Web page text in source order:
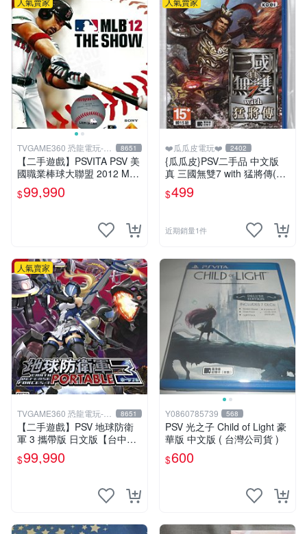
TVGAME360 恐龍電玩-台
中店
8651
【二手遊戲】PSVITA PSV 美
國職業棒球大聯盟 2012 MLB
THE SHOW 12 英文版 【台
中恐龍電玩】
$99,990
❤️瓜瓜皮電玩❤️ 2402
{瓜瓜皮}PSV二手品 中文版
真 三國無雙7 with 猛將傳(遊
戲都能回收)
$499
近期銷量1件
人氣賣家
TVGAME360 恐龍電玩-台
中店
8651
【二手遊戲】PSV 地球防衛
軍 3 攜帶版 日文版【台中恐
龍電玩】
$99,990
Y0860785739 568
PSV 光之子 Child of Light 豪
華版 中文版 ( 台灣公司貨 )
$600